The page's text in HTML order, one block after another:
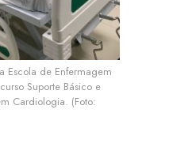
Escola de Enfermagem
Suporte Básico e
Cardiologia. (Foto: